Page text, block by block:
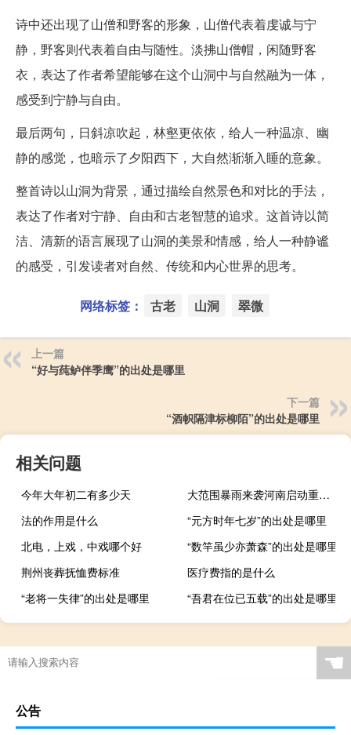
诗中还出现了山僧和野客的形象，山僧代表着虔诚与宁
静，野客则代表着自由与随性。淡拂山僧帽，闲随野客
衣，表达了作者希望能够在这个山洞中与自然融为一体，
感受到宁静与自由。
最后两句，日斜凉吹起，林壑更依依，给人一种温凉、幽
静的感觉，也暗示了夕阳西下，大自然渐渐入睡的意象。
整首诗以山洞为背景，通过描绘自然景色和对比的手法，
表达了作者对宁静、自由和古老智慧的追求。这首诗以简
洁、清新的语言展现了山洞的美景和情感，给人一种静谧
的感受，引发读者对自然、传统和内心世界的思考。
网络标签： 古老 山洞 翠微
上一篇
“好与莼鲈伴季鹰”的出处是哪里
下一篇
“酒帜隔津标柳陌”的出处是哪里
相关问题
今年大年初二有多少天
大范围暴雨来袭河南启动重大气象灾害（暴雨）Ⅲ级应急响应
法的作用是什么
“元方时年七岁”的出处是哪里
北电，上戏，中戏哪个好
“数竿虽少亦萧森”的出处是哪里
荆州丧葬抚恤费标准
医疗费指的是什么
“老将一失律”的出处是哪里
“吾君在位已五载”的出处是哪里
☚
公告